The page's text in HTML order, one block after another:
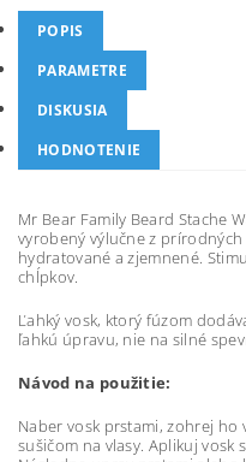
POPIS
PARAMETRE
DISKUSIA
HODNOTENIE
Mr Bear Family Beard Stache
vyrobený výlučne z
hydratované a zjemnené.
chĺpkov.
Ľahký vosk, ktorý fúzom
ľahkú úpravu, nie na silné
Návod na použitie:
Naber vosk prstami, zohrej
sušičom na vlasy. Aplikuj vosk